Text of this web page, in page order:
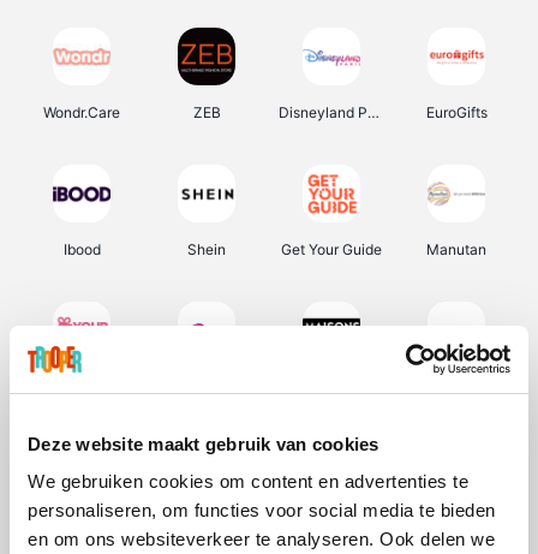
Deze website maakt gebruik van cookies
We gebruiken cookies om content en advertenties te
personaliseren, om functies voor social media te bieden
en om ons websiteverkeer te analyseren. Ook delen we
Wondr.Care ZEB Disneyland Paris EuroGifts
Ibood Shein Get Your Guide Manutan